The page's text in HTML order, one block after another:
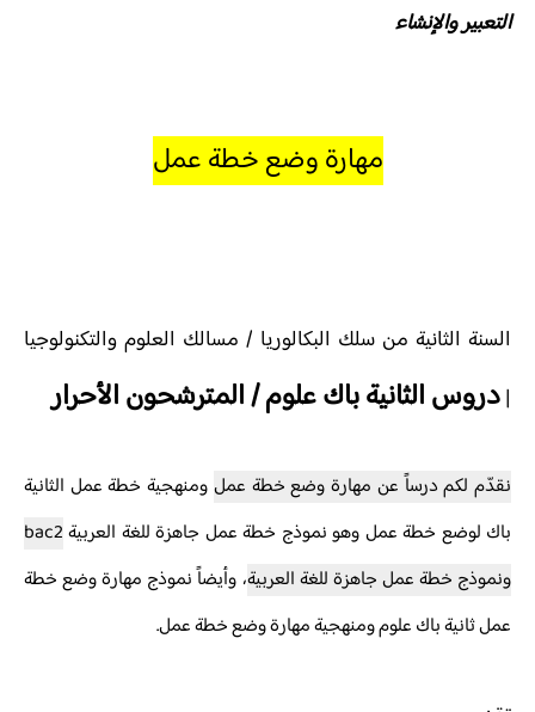
التعبير والإنشاء
مهارة وضع خطة عمل
السنة الثانية من سلك البكالوريا / مسالك العلوم والتكنولوجيا
|دروس الثانية باك علوم / المترشحون الأحرار
نقدّم لكم درساً عن مهارة وضع خطة عملومنهجية خطة عمل الثانية
باك لوضع خطة عمل وهو نموذج خطة عمل جاهزة للغة العربية2
bac
ونموذج خطة عمل جاهزة للغة العربية، وأيضاً نموذج مهارة وضع خطة
عمل ثانية باك علوم ومنهجية مهارة وضع خطة عمل.